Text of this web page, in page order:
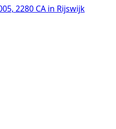
2280 CA in Rijswijk